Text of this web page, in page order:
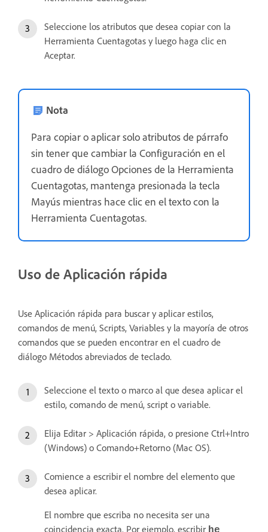
Seleccione los atributos que desea copiar con la
Herramienta Cuentagotas y luego haga clic en
Aceptar.
Nota
Para copiar o aplicar solo atributos de párrafo
sin tener que cambiar la Configuración en el
cuadro de diálogo Opciones de la Herramienta
Cuentagotas, mantenga presionada la tecla
Mayús mientras hace clic en el texto con la
Herramienta Cuentagotas.
Uso de Aplicación rápida
Use Aplicación rápida para buscar y aplicar estilos,
comandos de menú, Scripts, Variables y la mayoría de otros
comandos que se pueden encontrar en el cuadro de
diálogo Métodos abreviados de teclado.
Seleccione el texto o marco al que desea aplicar el
estilo, comando de menú, script o variable.
Elija Editar > Aplicación rápida, o presione Ctrl+Intro
(Windows) o Comando+Retorno (Mac OS).
Comience a escribir el nombre del elemento que
desea aplicar.
El nombre que escriba no necesita ser una
coincidencia exacta. Por ejemplo, escribir